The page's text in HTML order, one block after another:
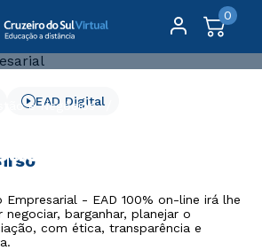
0
e Negócios
Empresarial
EAD Digital
Empresarial - EAD 100% on-line irá lhe
barganhar, planejar o
com ética, transparência e